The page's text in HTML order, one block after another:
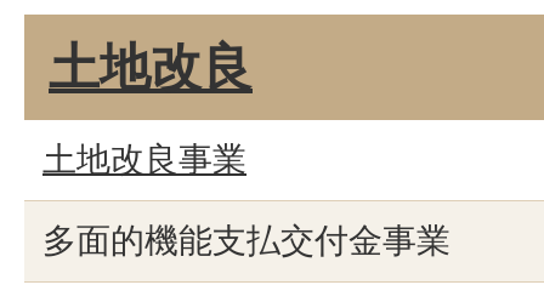
土地改良
土地改良事業
多面的機能支払交付金事業